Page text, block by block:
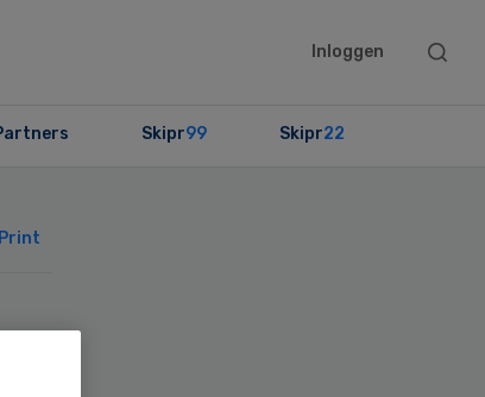
Inloggen
Search
Skipr99 Skipr22
Print